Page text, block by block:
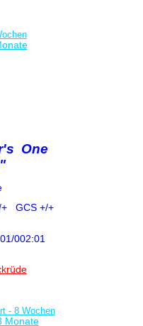
One
+ GCS +/+
002:01
- 8 Wochen
Monate